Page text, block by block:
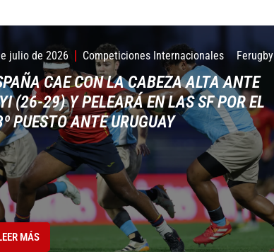
julio de 2026 Competiciones Internacionales Ferugby
CAE CON LA CABEZA ALTA ANTE
(26-29) Y PELEARÁ EN LAS SF POR EL
PUESTO ANTE URUGUAY
MÁS